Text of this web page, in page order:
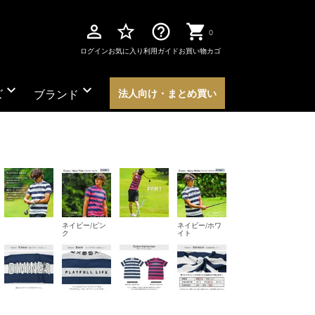
perm_identity
ログイン
star_border
お気に入り
help_outline
利用ガイド
0
お買い物カゴ
expand_more ブランド expand_more 法人向け・まとめ買い
ネイビー/ピン
ク
ネイビー/ホワ
イト